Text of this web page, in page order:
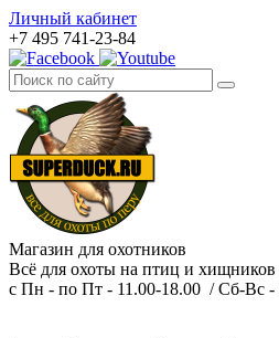
Личный кабинет
+7 495 741-23-84
Магазин для охотников
Всё для охоты на птиц и хищников
с Пн - по Пт - 11.00-18.00 / Сб-Вс -